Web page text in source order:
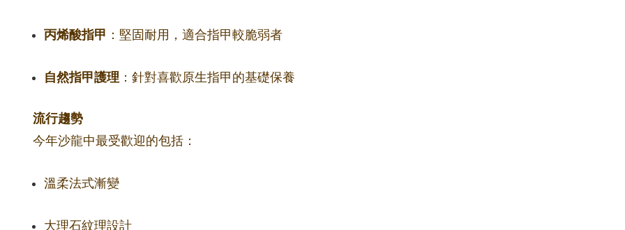
丙烯酸指甲 ：堅固耐用，適合指甲較脆弱者
自然指甲護理 ：針對喜歡原生指甲的基礎保養
流行趨勢
今年沙龍中最受歡迎的包括：
溫柔法式漸變
大理石紋理設計